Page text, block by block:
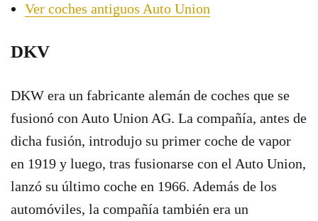
Ver coches antiguos Auto Union
DKV
DKW era un fabricante alemán de coches que se
fusionó con Auto Union AG. La compañía, antes de
dicha fusión, introdujo su primer coche de vapor
en 1919 y luego, tras fusionarse con el Auto Union,
lanzó su último coche en 1966. Además de los
automóviles, la compañía también era un